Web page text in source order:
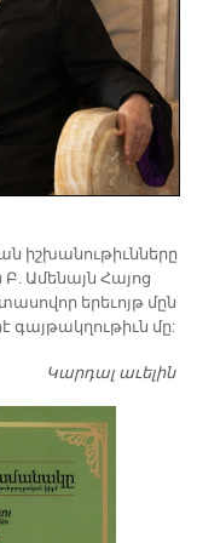
իշխանութիւնները
Ամենայն Հայոց
երեւոյթ մըն
գայթակղութիւն մը:
Կարդալ աւելին